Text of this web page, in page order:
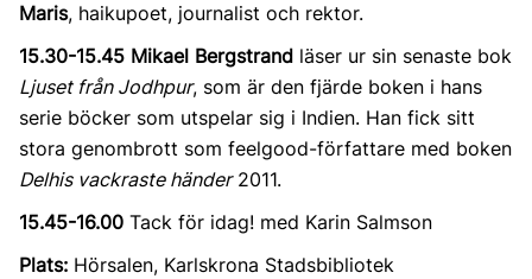
Maris, haikupoet, journalist och rektor.
15.30-15.45 Mikael Bergstrand läser ur sin senaste bok
Ljuset från Jodhpur, som är den fjärde boken i hans
serie böcker som utspelar sig i Indien. Han fick sitt
stora genombrott som feelgood-författare med boken
Delhis vackraste händer2011.
15.45-16.00 Tack för idag! med Karin Salmson
Plats: Hörsalen, Karlskrona Stadsbibliotek